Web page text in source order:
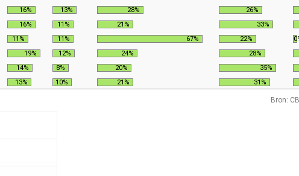
16% 13% 28% 26%
16% 11% 21% 33%
11% 11% 67% 22%
19% 12% 24% 28%
14% 8% 20% 35%
13% 10% 21% 31%
Bron: